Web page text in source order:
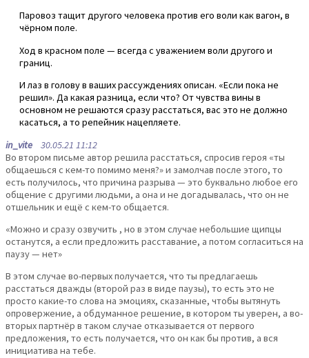
Паровоз тащит другого человека против его воли как вагон, в
чёрном поле.
Ход в красном поле — всегда с уважением воли другого и
границ.
И лаз в голову в ваших рассуждениях описан. «Если пока не
решил». Да какая разница, если что? От чувства вины в
основном не решаются сразу расстаться, вас это не должно
касаться, а то репейник нацепляете.
in_vite 30.05.21 11:12
Во втором письме автор решила расстаться, спросив героя «ты
общаешься с кем-то помимо меня?» и замолчав после этого, то
есть получилось, что причина разрыва — это буквально любое его
общение с другими людьми, а она и не догадывалась, что он не
отшельник и ещё с кем-то общается.
«Можно и сразу озвучить , но в этом случае небольшие щипцы
останутся, а если предложить расставание, а потом согласиться на
паузу — нет»
В этом случае во-первых получается, что ты предлагаешь
расстаться дважды (второй раз в виде паузы), то есть это не
просто какие-то слова на эмоциях, сказанные, чтобы вытянуть
опровержение, а обдуманное решение, в котором ты уверен, а во-
вторых партнёр в таком случае отказывается от первого
предложения, то есть получается, что он как бы против, а вся
инициатива на тебе.